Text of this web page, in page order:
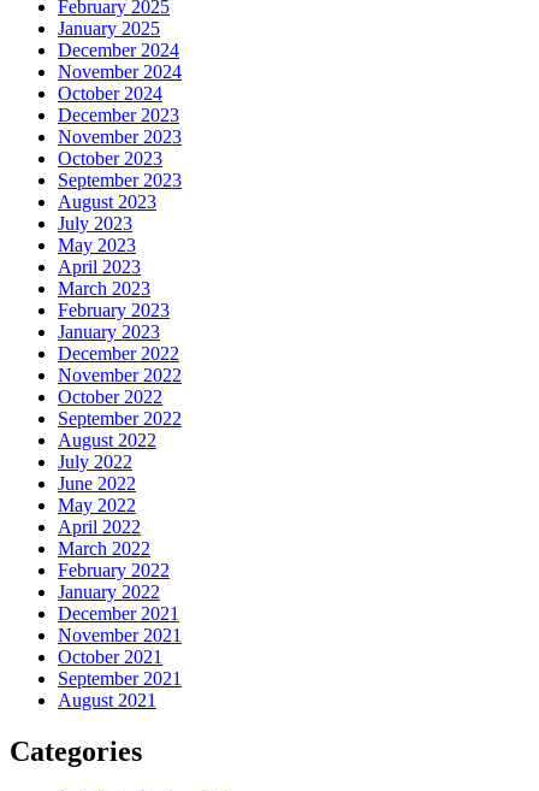
February 2025
January 2025
December 2024
November 2024
October 2024
December 2023
November 2023
October 2023
September 2023
August 2023
July 2023
May 2023
April 2023
March 2023
February 2023
January 2023
December 2022
November 2022
October 2022
September 2022
August 2022
July 2022
June 2022
May 2022
April 2022
March 2022
February 2022
January 2022
December 2021
November 2021
October 2021
September 2021
August 2021
Categories